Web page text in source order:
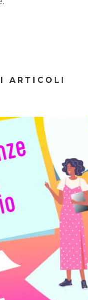
ARTICOLI